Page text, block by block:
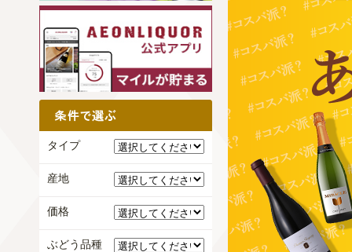
タイプ
産地
価格
ぶどう品種